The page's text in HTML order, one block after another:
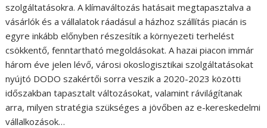
szolgáltatásokra. A klímaváltozás hatásait megtapasztalva a
vásárlók és a vállalatok ráadásul a házhoz szállítás piacán is
egyre inkább előnyben részesítik a környezeti terhelést
csökkentő, fenntartható megoldásokat. A hazai piacon immár
három éve jelen lévő, városi okoslogisztikai szolgáltatásokat
nyújtó DODO szakértői sorra veszik a 2020-2023 közötti
időszakban tapasztalt változásokat, valamint rávilágítanak
arra, milyen stratégia szükséges a jövőben az e-kereskedelmi
vállalkozások…